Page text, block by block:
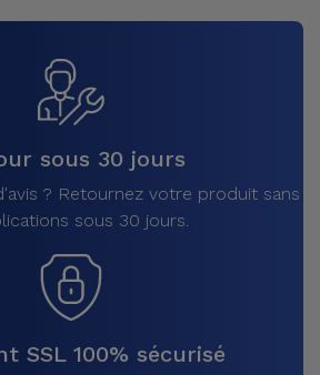
sous 30 jours
? Retournez votre produit sans
sous 30 jours.
SSL 100% sécurisé